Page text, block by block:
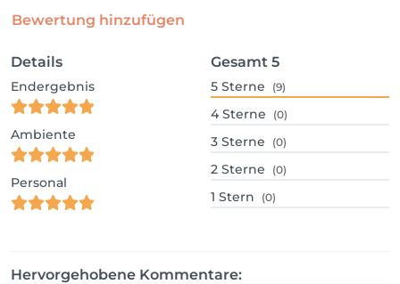
Bewertung hinzufügen
Details
Endergebnis
Ambiente
Personal
Gesamt 5
5 Sterne (9)
4 Sterne (0)
3 Sterne (0)
2 Sterne (0)
1 Stern (0)
Hervorgehobene Kommentare: